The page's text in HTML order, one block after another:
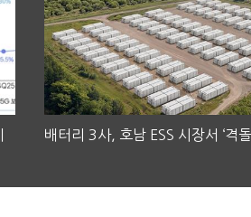
배터리 3사, 호남 ESS 시장서 ‘격돌